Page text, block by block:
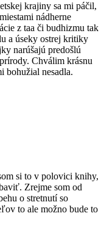
krajiny sa mi páčil,
nádherne
z taa či budhizmu tak
a úseky ostrej kritiky
narúšajú predošlú
Chválim krásnu
bohužial nesadla.
si to v polovici knihy,
Zrejme som od
o stretnutí so
to ale možno bude to